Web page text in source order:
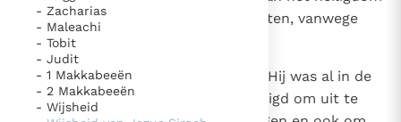
Paus Leo XIV in Pavia: "De stad is zowel een gave als
een taak"
Paus in Pavia: St. Augustinus toont ons de noodzaak om
"naar het innerlijk" toe te keren.
RK Documenten stelt heel veel belangrijke
kerkelijke documenten van de Rooms
- Zacharias
- Maleachi
- Tobit
- Judit
- 1 Makkabeeën
- 2 Makkabeeën
- Wijsheid
in brand en ontvolkten haar straten, vanwege
Jeremia,
want die hadden zij mishandeld. Hij was al in de
moederschoot tot profeet geheiligd om uit te